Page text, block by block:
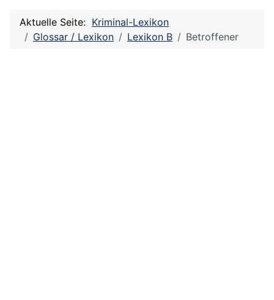
Aktuelle Seite: Kriminal-Lexikon
Glossar / Lexikon
Lexikon B Betroffener